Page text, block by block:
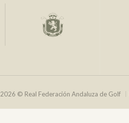
2026 © Real Federación Andaluza de Golf